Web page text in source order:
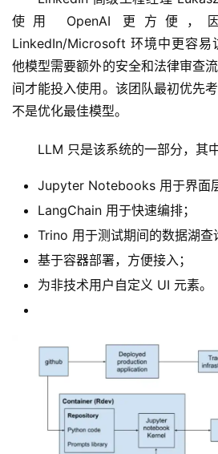
使用 OpenAI 更方便，
LinkedIn/Microsoft 环境中更容易
他模型需要额外的安全和法律审查
间才能投入使用。该团队最初优先
不是优化最佳模型。
LLM 只是该系统的一部分，其
Jupyter Notebooks 用于界面
LangChain 用于快速编排；
Trino 用于测试期间的数据湖查
基于容器部署，方便接入；
为非技术用户自定义 UI 元素。